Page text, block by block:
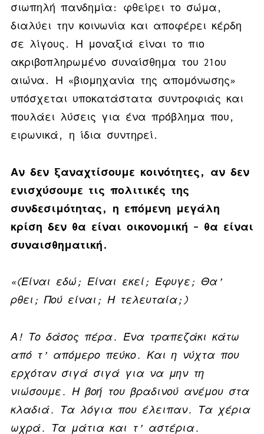
σιωπηλή πανδημία: φθείρει το σώμα,
διαλύει την κοινωνία και αποφέρει κέρδη
σε λίγους. Η μοναξιά είναι το πιο
ακριβοπληρωμένο συναίσθημα του 21ου
αιώνα. Η «βιομηχανία της απομόνωσης»
υπόσχεται υποκατάστατα συντροφιάς και
πουλάει λύσεις για ένα πρόβλημα που,
ειρωνικά, η ίδια συντηρεί.
Αν δεν ξαναχτίσουμε κοινότητες, αν δεν
ενισχύσουμε τις πολιτικές της
συνδεσιμότητας, η επόμενη μεγάλη
κρίση δεν θα είναι οικονομική – θα είναι
συναισθηματική.
«(Είναι εδώ; Είναι εκεί; Έφυγε; Θα’
ρθει; Πού είναι; Η τελευταία;)
Α! Το δάσος πέρα. Ένα τραπεζάκι κάτω
από τ’ απόμερο πεύκο. Και η νύχτα που
ερχόταν σιγά σιγά για να μην τη
νιώσουμε. Η βοή του βραδινού ανέμου στα
κλαδιά. Τα λόγια που έλειπαν. Τα χέρια
ωχρά. Τα μάτια και τ’ αστέρια.